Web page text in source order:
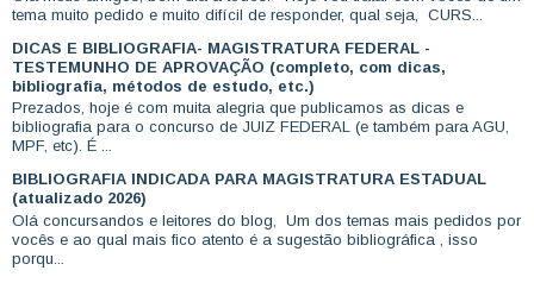
tema muito pedido e muito difícil de responder, qual seja, CURS...
DICAS E BIBLIOGRAFIA- MAGISTRATURA FEDERAL -
TESTEMUNHO DE APROVAÇÃO (completo, com dicas,
bibliografia, métodos de estudo, etc.)
Prezados, hoje é com muita alegria que publicamos as dicas e
bibliografia para o concurso de JUIZ FEDERAL (e também para AGU,
MPF, etc). É ...
BIBLIOGRAFIA INDICADA PARA MAGISTRATURA ESTADUAL
(atualizado 2026)
Olá concursandos e leitores do blog, Um dos temas mais pedidos por
vocês e ao qual mais fico atento é a sugestão bibliográfica , isso
porqu...